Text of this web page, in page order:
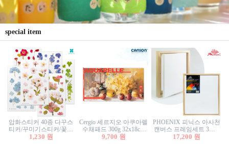
special item
압화스티커 40종 다꾸스
티커/꾸미기스티커/꽃스
티커/압화꽃책갈피/팬시
1,230 원
Cergio 세르지오 아쿠아렐
수채패드 300g 32x18cm
12매 1면제본
9,700 원
PHOENIX 피닉스 아사천
캔버스 프레임세트 3호F
27.3x22cm 캔버스와 올림
17,200 원